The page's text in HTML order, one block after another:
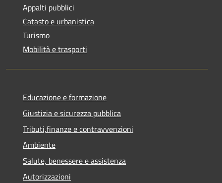
Appalti pubblici
Catasto e urbanistica
Turismo
Mobilità e trasporti
Educazione e formazione
Giustizia e sicurezza pubblica
Tributi,finanze e contravvenzioni
Ambiente
Salute, benessere e assistenza
Autorizzazioni